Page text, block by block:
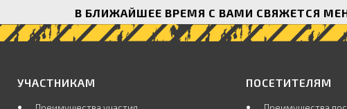
В БЛИЖАЙШЕЕ ВРЕМЯ С ВАМИ СВЯЖЕТСЯ
УЧАСТНИКАМ ПОСЕТИТЕЛЯМ